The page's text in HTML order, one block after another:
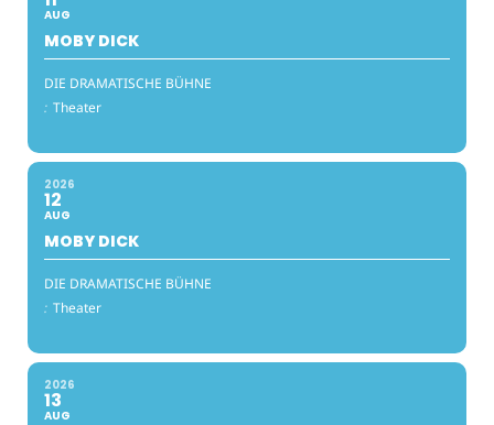
AUG
MOBY DICK
DIE DRAMATISCHE BÜHNE
: Theater
2026
12
AUG
MOBY DICK
DIE DRAMATISCHE BÜHNE
: Theater
2026
13
AUG